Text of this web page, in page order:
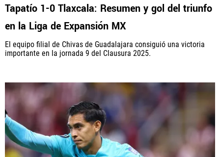
Tapatío 1-0 Tlaxcala: Resumen y gol del triunfo
en la Liga de Expansión MX
El equipo filial de Chivas de Guadalajara consiguió una victoria
importante en la jornada 9 del Clausura 2025.